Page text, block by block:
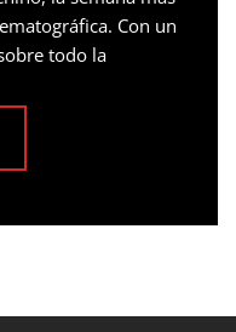
Con un
todo la